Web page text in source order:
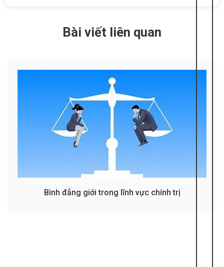
Bài viết liên quan
Bình đẳng giới trong lĩnh vực chính trị